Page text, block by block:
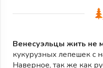
Венесуэльцы жить не
кукурузных лепешек с
Наверное, так же как